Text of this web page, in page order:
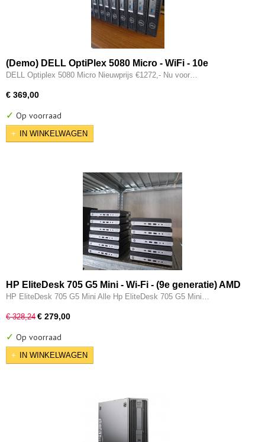
(Demo) DELL OptiPlex 5080 Micro - WiFi - 10e
generatie i5 - 6-CORE - 16GB - 256GB SSD - Intel UHD
DELL Optiplex 5080 Micro Nieuwprijs €1272,- Nu voor…
€ 369,00
✓ Op voorraad
IN WINKELWAGEN
HP EliteDesk 705 G5 Mini - Wi-Fi - (9e generatie) AMD
Ryzen 5 Pro @ 3400GE - 16GB - 256GB SSD - Type-C -
HP EliteDesk 705 G5 Mini Alle Hp EliteDesk 705 G5 Mini…
€ 328,24 € 279,00
✓ Op voorraad
IN WINKELWAGEN